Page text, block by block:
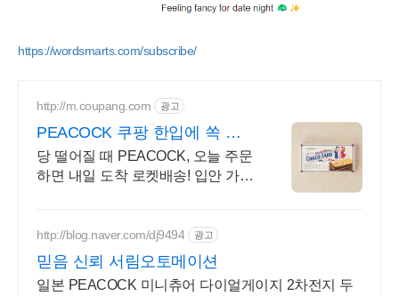
https://wordsmarts.com/subscribe/
http://m.coupang.com 광고
PEACOCK 쿠팡 한입에 쏙 간
편한 달콤함
당 떨어질 때 PEACOCK, 오늘 주문
하면 내일 도착 로켓배송! 입안 가득
http://blog.naver.com/dj9494 광고
믿음 신뢰 서림오토메이션
일본 PEACOCK 미니츄어 다이얼게이지 2차전지 두